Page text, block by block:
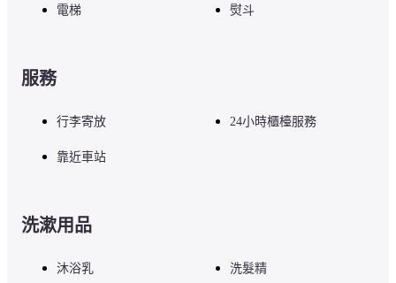
電梯 熨斗
服務
行李寄放 24小時櫃檯服務
靠近車站
洗漱用品
沐浴乳 洗髮精